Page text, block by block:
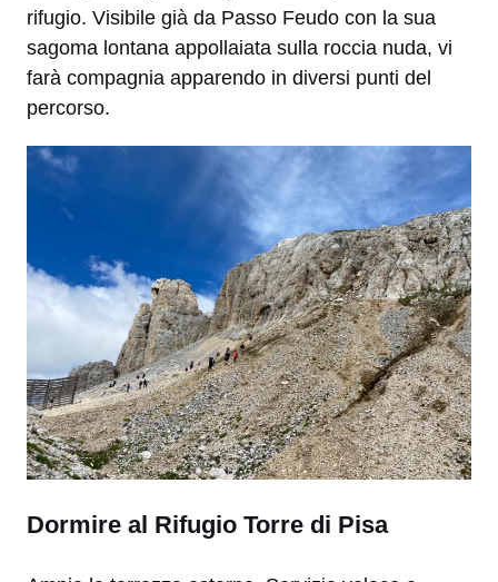
rifugio. Visibile già da Passo Feudo con la sua
sagoma lontana appollaiata sulla roccia nuda, vi
farà compagnia apparendo in diversi punti del
percorso.
Dormire al Rifugio Torre di Pisa